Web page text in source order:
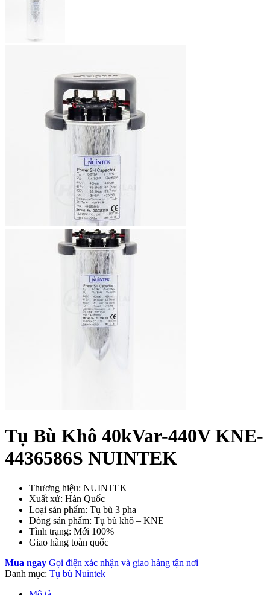
Tụ Bù Khô 40kVar-440V KNE-
4436586S NUINTEK
Thương hiệu: NUINTEK
Xuất xứ: Hàn Quốc
Loại sản phẩm: Tụ bù 3 pha
Dòng sản phẩm: Tụ bù khô – KNE
Tình trạng: Mới 100%
Giao hàng toàn quốc
Mua ngay Gọi điện xác nhận và giao hàng tận nơi
Danh mục: Tụ bù Nuintek